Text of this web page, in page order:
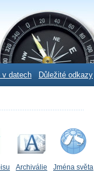
v datech Důležité odkazy
Archiválie Jména světa